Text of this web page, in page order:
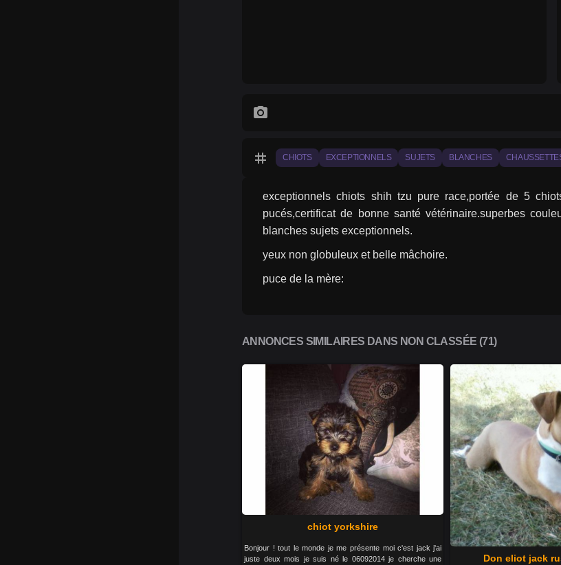
photo_camera
tag CHIOTS EXCEPTIONNELS SUJETS BLANCHES
exceptionnels chiots shih tzu pure race,portée de 5
pucés,certificat de bonne santé vétérinaire.superbes
blanches sujets exceptionnels.
yeux non globuleux et belle mâchoire.
puce de la mère:
ANNONCES SIMILAIRES DANS NON CLASSÉE (71)
chiot yorkshire
Bonjour ! tout le monde je me présente moi c'est jack j'ai
juste deux mois je suis né le 06092014 je cherche une
Don eliot jack